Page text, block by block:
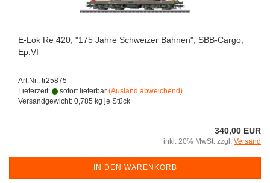
E-Lok Re 420, "175 Jahre Schweizer Bahnen", SBB-Cargo,
Ep.VI
Art.Nr.: tr25875
Lieferzeit:
sofort lieferbar (Ausland abweichend)
Versandgewicht: 0,785 kg je Stück
340,00 EUR
inkl. 20% MwSt. zzgl. Versand
IN DEN WARENKORB